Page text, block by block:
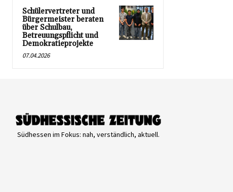
Schülervertreter und
Bürgermeister beraten
über Schulbau,
Betreuungspflicht und
Demokratieprojekte
07.04.2026
Südhessen im Fokus: nah, verständlich, aktuell.